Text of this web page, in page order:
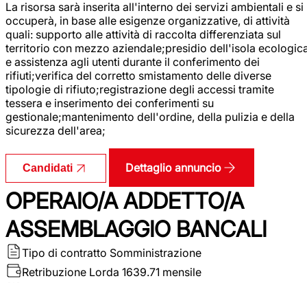
La risorsa sarà inserita all'interno dei servizi ambientali e si
occuperà, in base alle esigenze organizzative, di attività
quali: supporto alle attività di raccolta differenziata sul
territorio con mezzo aziendale;presidio dell'isola
e assistenza agli utenti durante il conferimento dei
rifiuti;verifica del corretto smistamento delle diverse
tipologie di rifiuto;registrazione degli accessi tramite
tessera e inserimento dei conferimenti su
gestionale;mantenimento dell'ordine, della pulizia e della
sicurezza dell'area;
Candidati Dettaglio annuncio
OPERAIO/A ADDETTO/A
ASSEMBLAGGIO BANCALI
Tipo di contratto Somministrazione
Retribuzione Lorda 1639.71 mensile